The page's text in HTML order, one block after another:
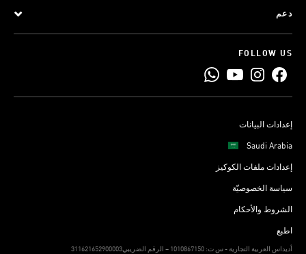
دعم
FOLLOW US
إعدادات البيانات
Saudi Arabia
إعدادات ملفات الكوكيز
سياسة الخصوصيّة
الشروط والأحكام
اطبع
311621652900003أديداس العربية التجارية - س ت: 1010867150 – الرقم الضريبي